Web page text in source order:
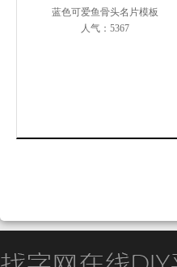
蓝色可爱鱼骨头名片模板
人气：5367